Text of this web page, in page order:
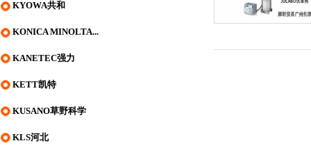
KYOWA共和
KONICA MINOLTA...
KANETEC强力
KETT凯特
KUSANO草野科学
KLS河北